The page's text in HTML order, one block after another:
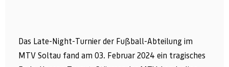
Das Late-Night-Turnier der Fußball-Abteilung im
MTV Soltau fand am 03. Februar 2024 ein tragisches